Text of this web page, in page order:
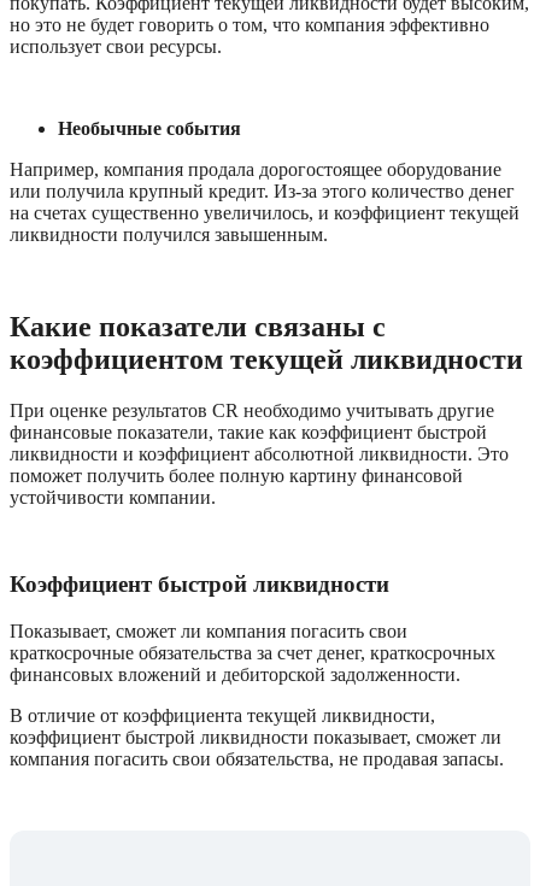
но это не будет говорить о том, что компания эффективно
использует свои ресурсы.
Необычные события
Например, компания продала дорогостоящее оборудование
или получила крупный кредит. Из-за этого количество денег
на счетах существенно увеличилось, и коэффициент текущей
ликвидности получился завышенным.
Какие показатели связаны с
коэффициентом текущей ликвидности
При оценке результатов CR необходимо учитывать другие
финансовые показатели, такие как коэффициент быстрой
ликвидности и коэффициент абсолютной ликвидности. Это
поможет получить более полную картину финансовой
устойчивости компании.
Коэффициент быстрой ликвидности
Показывает, сможет ли компания погасить свои
краткосрочные обязательства за счет денег, краткосрочных
финансовых вложений и дебиторской задолженности.
В отличие от коэффициента текущей ликвидности,
коэффициент быстрой ликвидности показывает, сможет ли
компания погасить свои обязательства, не продавая запасы.